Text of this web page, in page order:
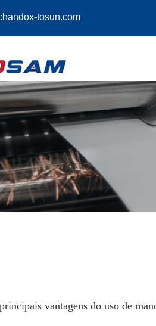
tosun.com
vantagens do uso de